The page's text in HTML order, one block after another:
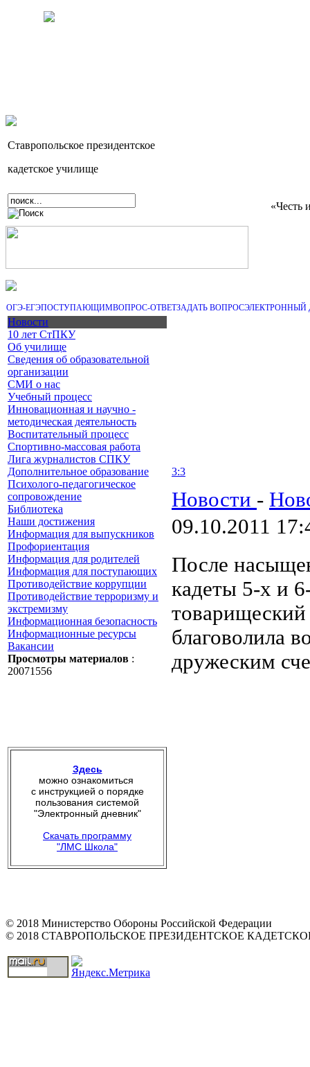
Ставропольское президентское
кадетское училище
«Честь
ОГЭ-ЕГЭПОСТУПАЮЩИМВОПРОС-ОТВЕТЗАДАТЬ ВОПРОСЭЛЕКТРОННЫЙ
Новости
10 лет СтПКУ
Об училище
Сведения об образовательной
организации
СМИ о нас
Учебный процесс
Инновационная и научно -
методическая деятельность
Воспитательный процесс
Спортивно-массовая работа
Лига журналистов СПКУ
Дополнительное образование
Психолого-педагогическое
сопровождение
Библиотека
Наши достижения
Информация для выпускников
Профориентация
Информация для родителей
Информация для поступающих
Противодействие коррупции
Противодействие терроризму и
экстремизму
Информационная безопасность
Информационные ресурсы
Вакансии
Просмотры материалов :
20071556
Здесь
можно ознакомиться
с инструкцией о порядке
пользования системой
"Электронный дневник"
Скачать программу
"ЛМС Школа"
3:3
Новости -
09.10.2011
После
кадеты 5-х и
товарищеский
благоволила
дружеским
© 2018 Министерство Обороны Российской Федерации
© 2018 СТАВРОПОЛЬСКОЕ ПРЕЗИДЕНТСКОЕ